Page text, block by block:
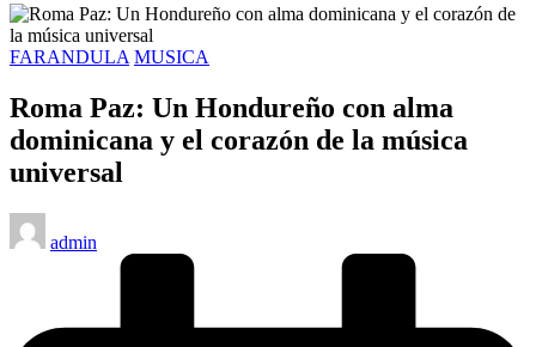
Publicado
FARANDULA MUSICA
Roma Paz: Un Hondureño con alma
dominicana y el corazón de la música
universal
Publicado
por
admin